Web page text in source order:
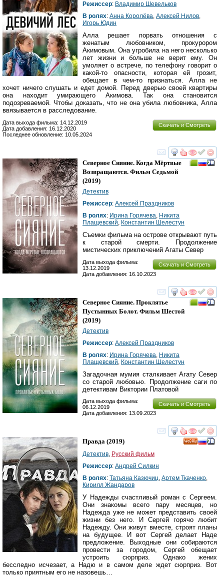
Режиссер: Владимир Шевельков
В ролях: Анна Королёва, Алексей Нилов,
Игорь Юдин
Алла решает порвать отношения с
женатым любовником, прокурором
Акимовым. Она угробила на него несколько
лет жизни и больше не верит ему. Он
умоляет о встрече, по телефону говорит о
какой-то опасности, которая ей грозит,
обещает в чем-то признаться. Алла не
хочет ничего слушать и едет домой. Перед дверью своей квартиры
она находит умирающего Акимова. Так она становится
подозреваемой. Чтобы доказать, что не она убила любовника, Алла
ввязывается в расследование.
Скачать и Смотреть
Дата выхода фильма: 14.12.2019
Дата добавления: 16.12.2020
Последнее обновление: 10.05.2024
смотреть
Северное Сияние. Когда Мёртвые
Возвращаются. Фильм Седьмой
(2019)
Детектив
Режиссер: Алексей Праздников
В ролях: Ирина Горячева, Никита
Плащевский, Константин Шелестун
Съемки фильма на острове открывают путь
к старой смерти. Продолжение
мистических приключений Агаты Север
Скачать и Смотреть
Дата выхода фильма:
13.12.2019
Дата добавления: 16.10.2023
смотреть
Северное Сияние. Проклятье
Пустынных Болот. Фильм Шестой
(2019)
Детектив
Режиссер: Алексей Праздников
В ролях: Ирина Горячева Никита
Плащевский Константин Шелестун
Загадочная мумия сталкивает Агату Север
со старой любовью. Продолжение саги по
детективам Виктории Платовой
Скачать и Смотреть
Дата выхода фильма:
06.12.2019
Дата добавления: 13.09.2023
смотреть
Правда (2019)
Детектив, Русский фильм
Режиссер: Андрей Силкин
В ролях: Татьяна Казючиц, Артем Ткаченко,
Кирилл Жандаров
У Надежды счастливый роман с Сергеем.
Они знакомы всего пару месяцев, но
Надежда уже не может представить своей
жизни без него. И Сергей горячо любит
Надежду. Они живут вместе, строят планы
на будущее. И вот Сергей делает Наде
предложение. Выходные они собираются
провести за городом, Сергей обещает
устроить сюрприз. Однако жених
бесследно исчезает, а Надю и в самом деле ждет сюрприз. Вот
только приятным его не назовешь…